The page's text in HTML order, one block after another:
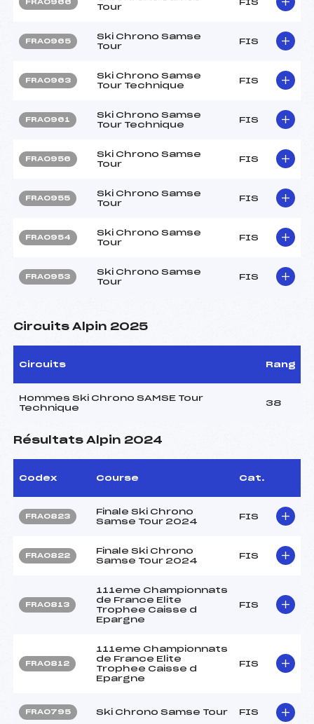
FRA0966
Tour
FIS
FRA0965
Ski Chrono Samse
Tour
FIS
FRA0963
Ski Chrono Samse
Tour Technique
FIS
FRA0961
Ski Chrono Samse
Tour Technique
FIS
FRA0956
Ski Chrono Samse
Tour
FIS
FRA0955
Ski Chrono Samse
Tour
FIS
FRA0954
Ski Chrono Samse
Tour
FIS
FRA0953
Ski Chrono Samse
Tour
FIS
Circuits Alpin 2025
Circuits Rang
Hommes Ski Chrono SAMSE Tour
Technique
38
Résultats Alpin 2024
Codex Course Cat.
FRA0823
Finale Ski Chrono
Samse Tour 2024
FIS
FRA0822
Finale Ski Chrono
Samse Tour 2024
FIS
FRA0813
111eme Championnats
de France Elite
Trophee Caisse d
Epargne
FIS
FRA0812
111eme Championnats
de France Elite
Trophee Caisse d
Epargne
FIS
FRA0795 Ski Chrono Samse Tour FIS